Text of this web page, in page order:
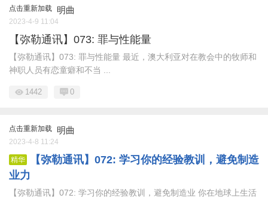
点击重新加载 明曲
2023-4-9 11:04
【弥勒通讯】073: 罪与性能量
【弥勒通讯】073: 罪与性能量 最近，澳大利亚对在教会中的牧师和
神职人员有恋童癖和不当 ...
1442 0
点击重新加载 明曲
2023-4-8 11:24
精华
【弥勒通讯】072: 学习你的经验教训，避免制造
业力
【弥勒通讯】072: 学习你的经验教训，避免制造业 你在地球上生活